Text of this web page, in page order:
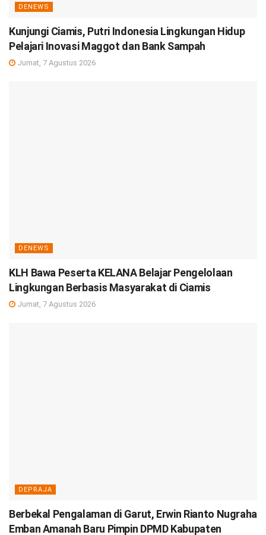
DENEWS
Kunjungi Ciamis, Putri Indonesia Lingkungan Hidup
Pelajari Inovasi Maggot dan Bank Sampah
Jumat, 7 Agustus 2026
DENEWS
KLH Bawa Peserta KELANA Belajar Pengelolaan
Lingkungan Berbasis Masyarakat di Ciamis
Jumat, 7 Agustus 2026
DEPRAJA
Berbekal Pengalaman di Garut, Erwin Rianto Nugraha
Emban Amanah Baru Pimpin DPMD Kabupaten